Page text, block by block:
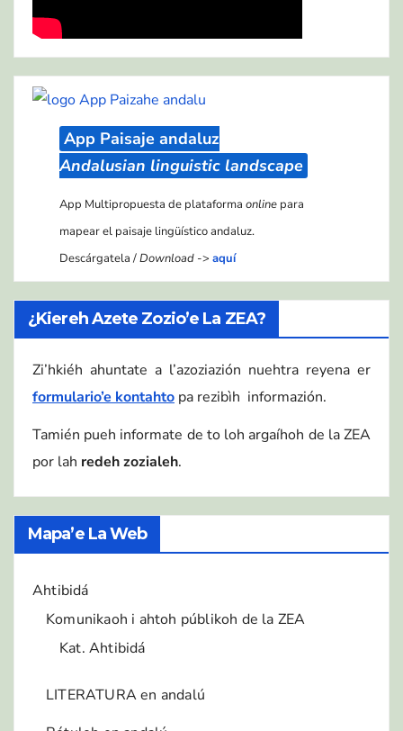
App Paisaje andaluz
Andalusian linguistic landscape
App Multipropuesta de plataformaonline para
mapear el paisaje lingüístico andaluz.
Descárgatela /Download ->aquí
¿Kiereh Azete Zozio’e La ZEA?
Zi’hkiéh ahuntate a l’azoziazión nuehtra reyena er
formulario’e kontahto pa rezibìh informazión.
Tamién pueh informate de to loh argaíhoh de la ZEA
por lah redeh zozialeh.
Mapa’e La Web
Ahtibidá
Komunikaoh i ahtoh públikoh de la ZEA
Kat. Ahtibidá
LITERATURA en andalú